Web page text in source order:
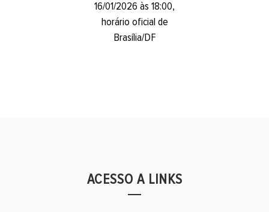
16/01/2026 às 18:00,
horário oficial de
Brasília/DF
ACESSO A LINKS